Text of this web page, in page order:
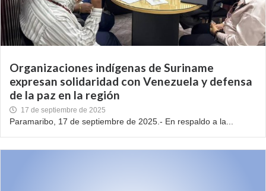
Organizaciones indígenas de Suriname
expresan solidaridad con Venezuela y defensa
de la paz en la región
17 de septiembre de 2025
Paramaribo, 17 de septiembre de 2025.- En respaldo a la...